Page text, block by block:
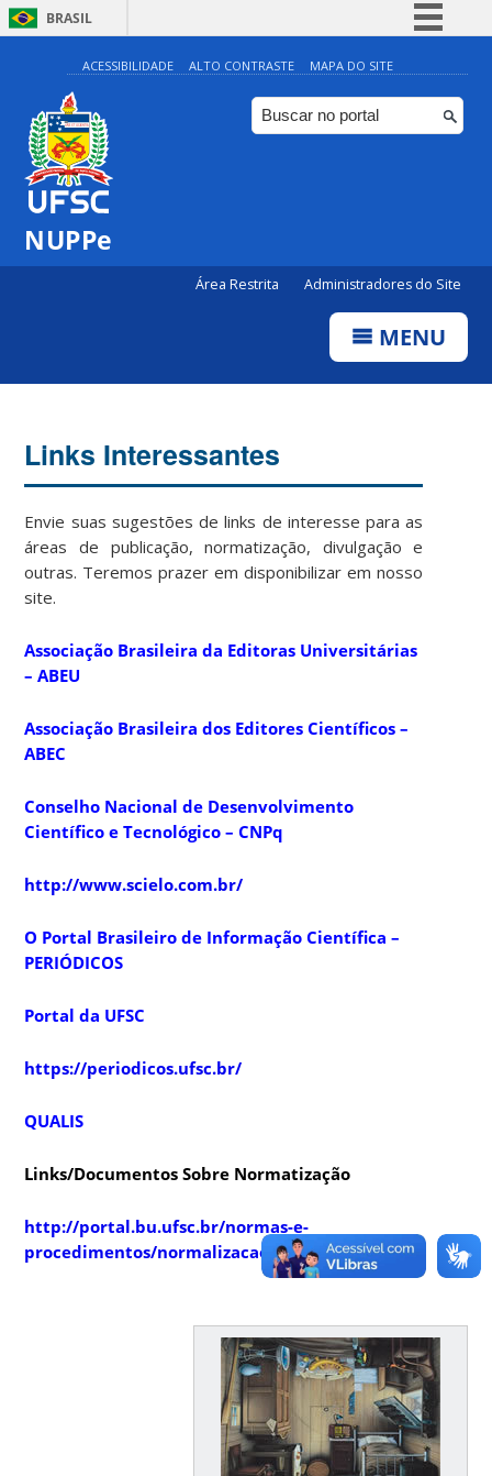
BRASIL
Simplifique!
Comunica BR
Participe
ACESSIBILIDADE ALTO CONTRASTE MAPA DO SITE
NUPPe
Área Restrita Administradores do Site
MENU
Links Interessantes
Envie suas sugestões de links de interesse para as
áreas de publicação, normatização, divulgação e
outras. Teremos prazer em disponibilizar em nosso
site.
Associação Brasileira da Editoras Universitárias
– ABEU
Associação Brasileira dos Editores Científicos –
ABEC
Conselho Nacional de Desenvolvimento
Científico e Tecnológico – CNPq
http://www.scielo.com.br/
O Portal Brasileiro de Informação Científica –
PERIÓDICOS
Portal da UFSC
https://periodicos.ufsc.br/
QUALIS
Links/Documentos Sobre Normatização
http://portal.bu.ufsc.br/normas-e-
procedimentos/normalizacao/